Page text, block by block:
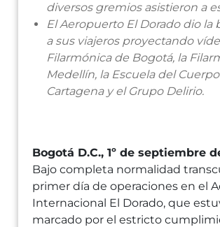
diversos gremios asistieron a
El Aeropuerto El Dorado dio la
a sus viajeros proyectando
Filarmónica de Bogotá, la
Medellín, la Escuela del
Cartagena y el Grupo Delirio.
Bogotá D.C., 1º de septiembre
Bajo completa normalidad
primer día de operaciones en el
Internacional El Dorado, que
marcado por el estricto